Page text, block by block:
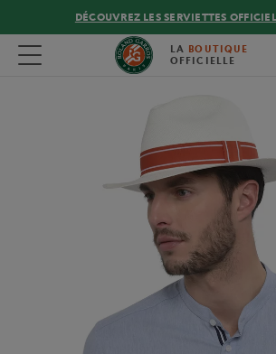
DÉCOUVREZ LES SERVIETTES
Toggle navigation LA BOUTIQUE
OFFICIELLE